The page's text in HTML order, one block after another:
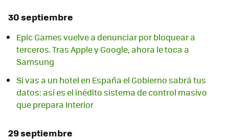
30 septiembre
Epic Games vuelve a denunciar por bloquear a
terceros. Tras Apple y Google, ahora le toca a
Samsung
Si vas a un hotel en España el Gobierno sabrá tus
datos: así es el inédito sistema de control masivo
que prepara Interior
29 septiembre